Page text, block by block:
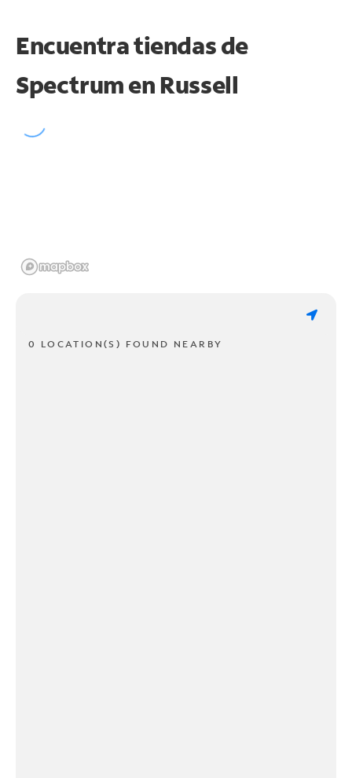
Encuentra tiendas de
Spectrum en Russell
0 LOCATION(S) FOUND NEARBY